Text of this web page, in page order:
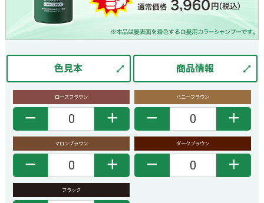
色見本 商品情報
ローズブラウン
－ ＋
ハニーブラウン
－ ＋
マロンブラウン
－ ＋
ダークブラウン
－ ＋
ブラック